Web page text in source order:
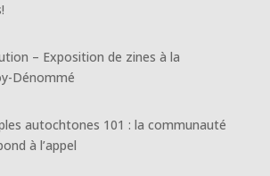
– Exposition de zines à la
Dénommé
autochtones 101 : la communauté
à l’appel